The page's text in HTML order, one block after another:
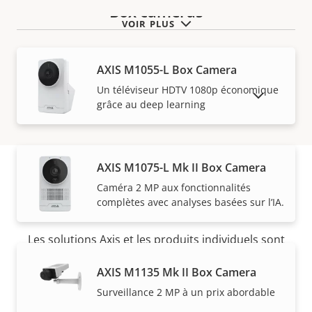
VOIR PLUS
Box cameras
AXIS M1055-L Box Camera
Un téléviseur HDTV 1080p économique
grâce au deep learning
AXIS M1075-L Mk II Box Camera
Caméra 2 MP aux fonctionnalités
complètes avec analyses basées sur l’IA.
AXIS M1135 Mk II Box Camera
Surveillance 2 MP à un prix abordable
AFFICHER LES PRODUITS ABANDONNÉS
Acheter
Les solutions Axis et les produits individuels sont
partenaires de confiance.